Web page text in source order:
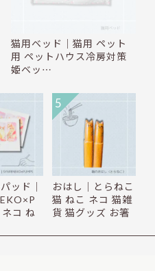
猫用ベッド｜猫用 ペット
用 ペットハウス冷房対策
姫ベッ…
ッド｜
コ ね
おはし｜とらねこ
猫 ねこ ネコ 猫雑
貨 猫グッズ お箸
5